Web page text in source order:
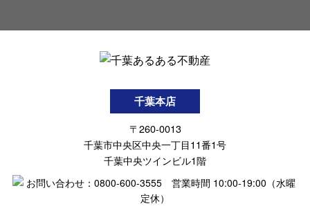
千葉本店
〒260-0013
千葉市中央区中央一丁目11番1号
千葉中央ツインビル1階